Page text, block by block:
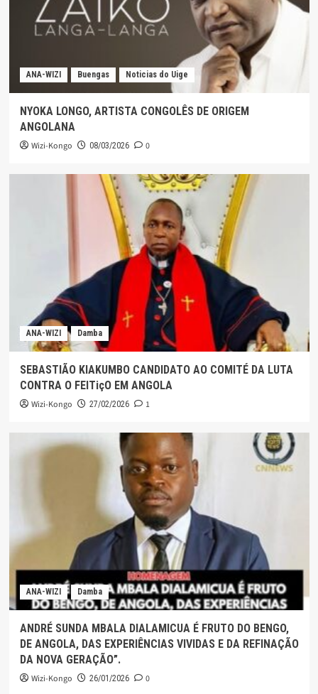
ANA-WIZI Buengas Noticias do Uige
NYOKA LONGO, ARTISTA CONGOLÊS DE ORIGEM
ANGOLANA
Wizi-Kongo 08/03/2026 0
ANA-WIZI Damba
SEBASTIÃO KIAKUMBO CANDIDATO AO COMITÉ DA LUTA
CONTRA O FEITiçO EM ANGOLA
Wizi-Kongo 27/02/2026 1
ANA-WIZI Damba
ANDRÉ SUNDA MBALA DIALAMICUA É FRUTO DO BENGO,
DE ANGOLA, DAS EXPERIÊNCIAS VIVIDAS E DA REFINAÇÃO
DA NOVA GERAÇÃO”.
Wizi-Kongo 26/01/2026 0